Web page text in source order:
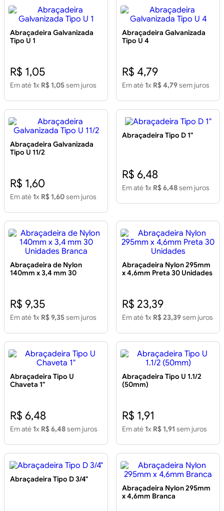
Abraçadeira Galvanizada
Tipo U 1
R$ 1,05
Em até 1x R$ 1,05sem juros
Abraçadeira Galvanizada
Tipo U 4
R$ 4,79
Em até 1x R$ 4,79sem juros
Abraçadeira Galvanizada
Tipo U 11/2
R$ 1,60
Em até 1x R$ 1,60sem juros
Abraçadeira Tipo D 1"
R$ 6,48
Em até 1x R$ 6,48sem juros
Abraçadeira de Nylon
140mm x 3,4 mm 30
R$ 9,35
Em até 1x R$ 9,35sem juros
Abraçadeira Nylon 295mm
x 4,6mm Preta 30 Unidades
R$ 23,39
Em até 1x R$ 23,39sem juros
Abraçadeira Tipo U
Chaveta 1"
R$ 6,48
Em até 1x R$ 6,48sem juros
Abraçadeira Tipo U 1.1/2
(50mm)
R$ 1,91
Em até 1x R$ 1,91 sem juros
Abraçadeira Tipo D 3/4"
Abraçadeira Nylon 295mm
x 4,6mm Branca